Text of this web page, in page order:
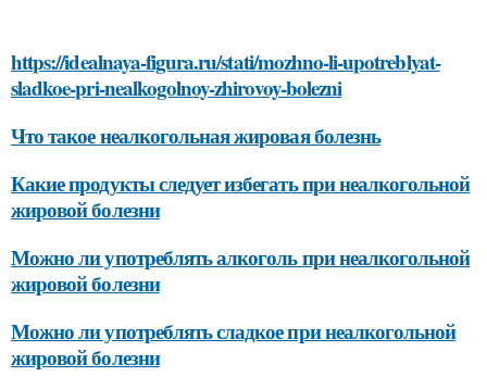
https://idealnaya-figura.ru/stati/mozhno-li-upotreblyat-
sladkoe-pri-nealkogolnoy-zhirovoy-bolezni
Что такое неалкогольная жировая болезнь
Какие продукты следует избегать при неалкогольной
жировой болезни
Можно ли употреблять алкоголь при неалкогольной
жировой болезни
Можно ли употреблять сладкое при неалкогольной
жировой болезни